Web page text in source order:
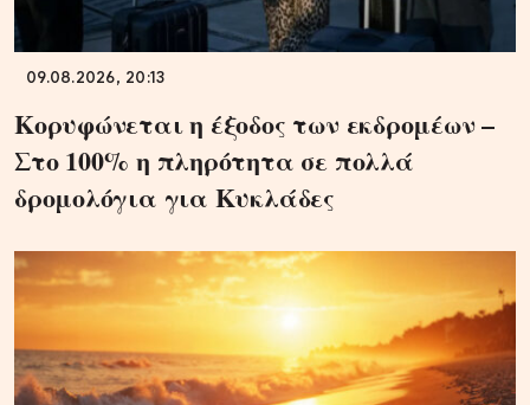
09.08.2026, 20:13
Κορυφώνεται η έξοδος των εκδρομέων –
Στο 100% η πληρότητα σε πολλά
δρομολόγια για Κυκλάδες